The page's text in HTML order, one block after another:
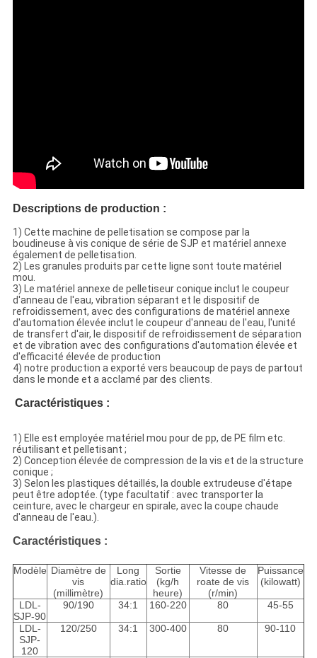
Descriptions de production :
1) Cette machine de pelletisation se compose par la
boudineuse à vis conique de série de SJP et matériel annexe
également de pelletisation.
2) Les granules produits par cette ligne sont toute matériel
mou.
3) Le matériel annexe de pelletiseur conique inclut le coupeur
d'anneau de l'eau, vibration séparant et le dispositif de
refroidissement, avec des configurations de matériel annexe
d'automation élevée inclut le coupeur d'anneau de l'eau, l'unité
de transfert d'air, le dispositif de refroidissement de séparation
et de vibration avec des configurations d'automation élevée et
d'efficacité élevée de production
4) notre production a exporté vers beaucoup de pays de partout
dans le monde et a acclamé par des clients.
Caractéristiques :
1) Elle est employée matériel mou pour de pp, de PE film etc.
réutilisant et pelletisant ;
2) Conception élevée de compression de la vis et de la structure
conique ;
3) Selon les plastiques détaillés, la double extrudeuse d'étape
peut être adoptée. (type facultatif : avec transporter la
ceinture, avec le chargeur en spirale, avec la coupe chaude
d'anneau de l'eau.).
Caractéristiques :
Modèle Diamètre de
vis
(millimètre)
Long
dia.ratio
Sortie
(kg/h
heure)
Vitesse de
roate de vis
(r/min)
Puissance
(kilowatt)
LDL-
SJP-90
90/190 34:1 160-220 80 45-55
LDL-
SJP-
120
120/250 34:1 300-400 80 90-110